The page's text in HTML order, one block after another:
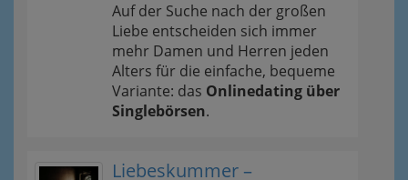
Auf der Suche nach der großen
Liebe entscheiden sich immer
mehr Damen und Herren jeden
Alters für die einfache, bequeme
Variante: das Onlinedating über
Singlebörsen.
Liebeskummer –